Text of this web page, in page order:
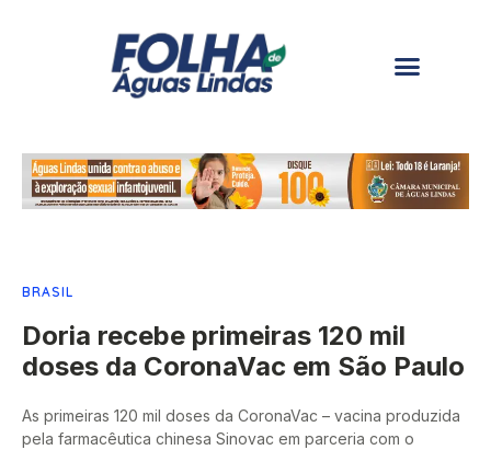
BRASIL
Doria recebe primeiras 120 mil
doses da CoronaVac em São Paulo
As primeiras 120 mil doses da CoronaVac – vacina produzida
pela farmacêutica chinesa Sinovac em parceria com o